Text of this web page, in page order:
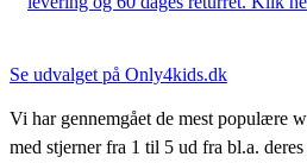
Se udvalget på Only4kids.dk
Vi har gennemgået de mest populære
med stjerner fra 1 til 5 ud fra bl.a.